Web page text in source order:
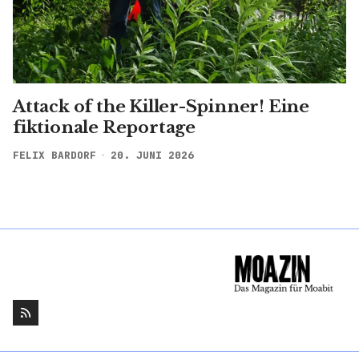
Attack of the Killer-Spinner! Eine
fiktionale Reportage
FELIX BARDORF 20. JUNI 2026